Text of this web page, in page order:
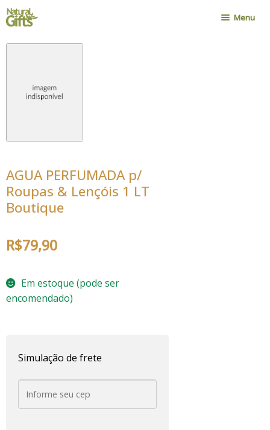
Pular
para
Pular
para
Menu
Cadastro Atacadista
AGUA PERFUMADA p/
Roupas & Lençóis 1 LT
Boutique
R$79,90
Em estoque (pode ser
encomendado)
Simulação de frete